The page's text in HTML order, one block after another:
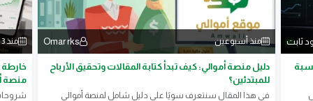
ثابت منذ أسبوعين Omar rks
دليل منصة أموالي: كيف تبدأ كتابة المقالات وتحقيق الأرباح
للمبتدئين؟
في هذا المقال سنتعرف سويًا على دليل شامل لمنصة أموالي
منذ 3 أسابيع
خارطة
منصة